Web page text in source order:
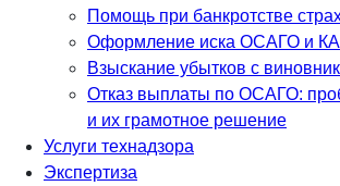
Помощь при банкротстве
Оформление иска ОСАГО и
Взыскание убытков с
Отказ выплаты по ОСАГО:
и их грамотное решение
Услуги технадзора
Экспертиза